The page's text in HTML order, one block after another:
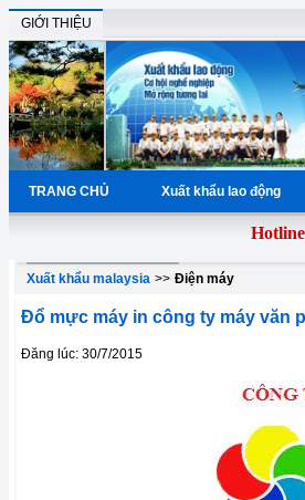
GIỚI THIỆU
TRANG CHỦ Xuất khẩu lao động
Xuất khẩu malaysia >> Điện máy
Đổ mực máy in công ty máy văn
Đăng lúc: 30/7/2015